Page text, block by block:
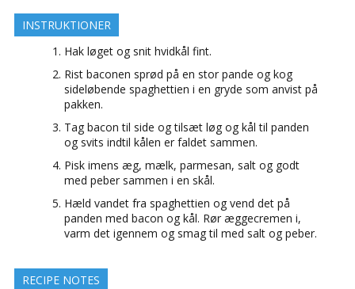
INSTRUKTIONER
Hak løget og snit hvidkål fint.
Rist baconen sprød på en stor pande og kog
sideløbende spaghettien i en gryde som anvist på
pakken.
Tag bacon til side og tilsæt løg og kål til panden
og svits indtil kålen er faldet sammen.
Pisk imens æg, mælk, parmesan, salt og godt
med peber sammen i en skål.
Hæld vandet fra spaghettien og vend det på
panden med bacon og kål. Rør æggecremen i,
varm det igennem og smag til med salt og peber.
RECIPE NOTES